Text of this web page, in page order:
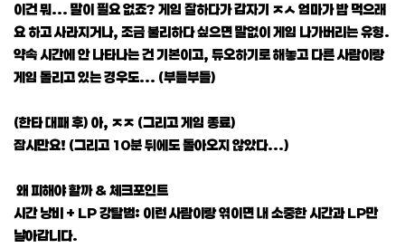
이건 뭐... 말이 필요 없죠? 게임 잘하다가 갑자기 ㅈㅅ 엄마가 밥 먹으래
요 하고 사라지거나, 조금 불리하다 싶으면 말없이 게임 나가버리는 유형.
약속 시간에 안 나타나는 건 기본이고, 듀오하기로 해놓고 다른 사람이랑
게임 돌리고 있는 경우도... (부들부들)
(한타 대패 후) 아, ㅈㅈ (그리고 게임 종료)
잠시만요! (그리고 10분 뒤에도 돌아오지 않았다...)
왜 피해야 할까 & 체크포인트
시간 낭비 + LP 강탈범: 이런 사람이랑 엮이면 내 소중한 시간과 LP만
날아갑니다.